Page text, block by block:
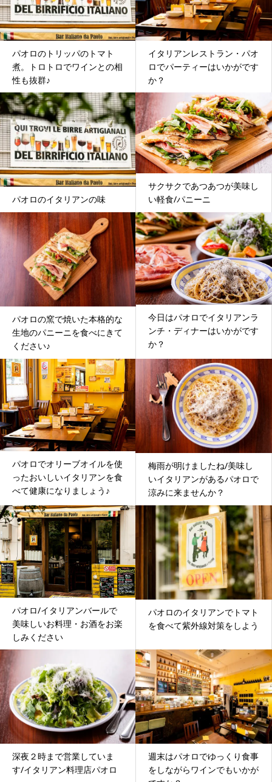
パオロのトリッパのトマト
煮。トロトロでワインとの相
性も抜群♪
イタリアンレストラン・パオ
ロでパーティーはいかがです
か？
パオロのイタリアンの味
サクサクであつあつが美味し
い軽食/パニーニ
パオロの窯で焼いた本格的な
生地のパニーニを食べにきて
ください♪
今日はパオロでイタリアンラ
ンチ・ディナーはいかがです
か？
パオロでオリーブオイルを使
ったおいしいイタリアンを食
べて健康になりましょう♪
梅雨が明けましたね/美味し
いイタリアンがあるパオロで
涼みに来ませんか？
パオロ/イタリアンバールで
美味しいお料理・お酒をお楽
しみください
パオロのイタリアンでトマト
を食べて紫外線対策をしよう
深夜２時まで営業していま
す/イタリアン料理店パオロ
週末はパオロでゆっくり食事
をしながらワインでもいかが